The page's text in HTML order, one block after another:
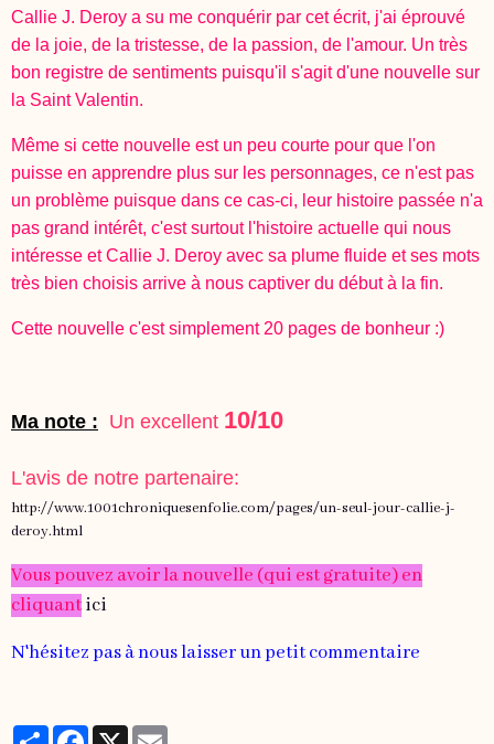
Callie J. Deroy a su me conquérir par cet écrit, j'ai éprouvé
de la joie, de la tristesse, de la passion, de l'amour. Un très
bon registre de sentiments puisqu'il s'agit d'une nouvelle sur
la Saint Valentin.
Même si cette nouvelle est un peu courte pour que l'on
puisse en apprendre plus sur les personnages, ce n'est pas
un problème puisque dans ce cas-ci, leur histoire passée n'a
pas grand intérêt, c'est surtout l'histoire actuelle qui nous
intéresse et Callie J. Deroy avec sa plume fluide et ses mots
très bien choisis arrive à nous captiver du début à la fin.
Cette nouvelle c'est simplement 20 pages de bonheur :)
Ma note : Un excellent 10/10
L'avis de notre partenaire:
http://www.1001chroniquesenfolie.com/pages/un-seul-jour-callie-j-
deroy.html
Vous pouvez avoir la nouvelle (qui est gratuite) en
cliquantici
N'hésitez pas à nous laisser un petit commentaire
PartagerFacebook
X